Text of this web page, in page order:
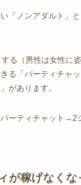
「ノンアダルト」
る（男性は女性に
る「パーティチャ
があります。
ーティチャット→2
が稼げなくな